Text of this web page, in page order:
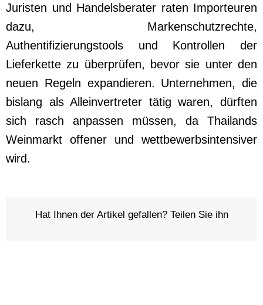
Juristen und Handelsberater raten Importeuren
dazu, Markenschutzrechte,
Authentifizierungstools und Kontrollen der
Lieferkette zu überprüfen, bevor sie unter den
neuen Regeln expandieren. Unternehmen, die
bislang als Alleinvertreter tätig waren, dürften
sich rasch anpassen müssen, da Thailands
Weinmarkt offener und wettbewerbsintensiver
wird.
Hat Ihnen der Artikel gefallen? Teilen Sie ihn